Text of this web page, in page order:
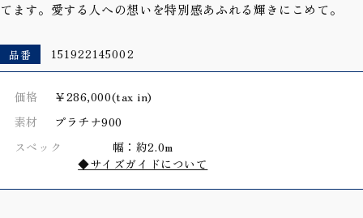
てます。愛する人への想いを特別感あふれる輝きにこめて。
品番 151922145002
価格
￥286,000(tax in)
素材
プラチナ900
スペック
幅：約2.0m
◆サイズガイドについて